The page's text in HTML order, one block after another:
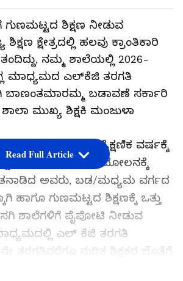
ಗುಣಮಟ್ಟದ ಶಿಕ್ಷಣ ನೀಡುವ
ಕ್ಷೇತ್ರದಲ್ಲಿ ಹಲವು ಕ್ರಾಂತಿಕಾರಿ
ನಮ್ಮ ಶಾಲೆಯಲ್ಲಿ 2026-
ಮಾಧ್ಯಮದ ಎಲ್‌ಕೆಜಿ ತರಗತಿ
ಬಾಣಂತಮಾರಮ್ಮ ಬಡಾವಣೆ ಸರ್ಕಾರಿ
ಮುಖ್ಯ ಶಿಕ್ಷಕಿ ಮಂಜುಳಾ
27ನೇ ಸಾಲಿನ ಶೈಕ್ಷಣಿಕ ವರ್ಷಕ್ಕೆ
ದಾಖಲಾತಿ ಆಂದೋಲನಕ್ಕೆ
ಅವರು, ಬಡ/ಮಧ್ಯಮ ವರ್ಗದ
ಹಾಗೂ ಗುಣಮಟ್ಟದ ಶಿಕ್ಷಣಕ್ಕೆ ಒತ್ತು
ಶಾಲೆಗಳಿಗೆ ಪೈಪೋಟಿ ನೀಡುವ
ಎಲ್ ಕೆಜಿ ತರಗತಿ
ತರಗತಿವರೆಗೂ ನುರಿತ ಶಿಕ್ಷಕರ ಜೊತೆಗೆ
Read Full Article